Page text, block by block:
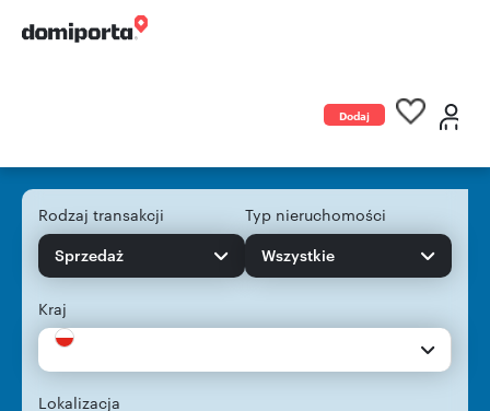
Dodaj
Rodzaj transakcji
Sprzedaż
Typ nieruchomości
Wszystkie
Kraj
Lokalizacja